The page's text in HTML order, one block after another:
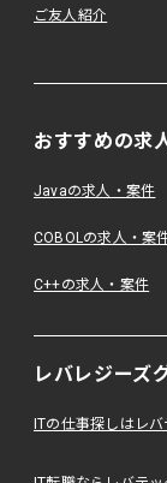
ご友人紹介
おすすめの求
Javaの求人・案件
COBOLの求人・案
C++の求人・案件
レバレジーズ
ITの仕事探しはレ